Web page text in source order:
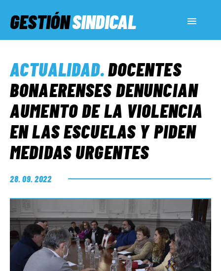
GESTIÓNSINDICAL
SERVICIOS SOCIALES
INFORMES ESPECIALES
FUERA DE MEGÁFONO
EL LADO «G»
ACTUALIDAD.DOCENTES
BONAERENSES DENUNCIAN
AUMENTO DE LA VIOLENCIA
EN LAS ESCUELAS Y PIDEN
MEDIDAS URGENTES
28. 09. 2022